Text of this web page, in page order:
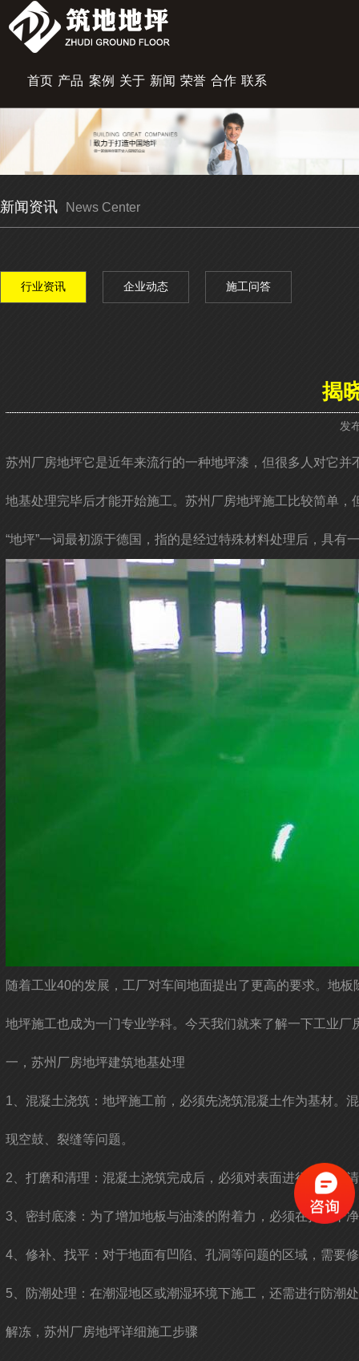
首页 产品
展示
案例
中心
关于
筑地
新闻
资讯
荣誉 合作
伙伴
联系
我们
新闻资讯 News Center
行业资讯 企业动态 施工问答
揭
发
苏州厂房地坪它是近年来流行的一种地坪漆，但很多人对它
地基处理完毕后才能开始施工。苏州厂房地坪施工比较简单
“地坪”一词最初源于德国，指的是经过特殊材料处理后，具
随着工业40的发展，工厂对车间地面提出了更高的要求。地
地坪施工也成为一门专业学科。今天我们就来了解一下工业
一，苏州厂房地坪建筑地基处理
1、混凝土浇筑：地坪施工前，必须先浇筑混凝土作为基材。
现空鼓、裂缝等问题。
2、打磨和清理：混凝土浇筑完成后，必须对表面进行打磨和
3、密封底漆：为了增加地板与油漆的附着力，必须在打磨干
4、修补、找平：对于地面有凹陷、孔洞等问题的区域，需要
5、防潮处理：在潮湿地区或潮湿环境下施工，还需进行防潮
解冻，苏州厂房地坪详细施工步骤